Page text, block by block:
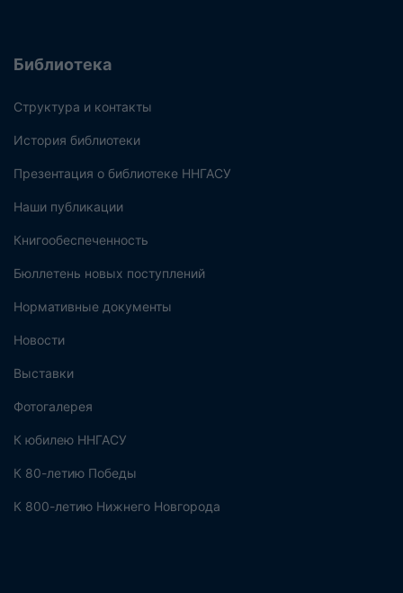
Библиотека
Структура и контакты
История библиотеки
Презентация о библиотеке ННГАСУ
Наши публикации
Книгообеспеченность
Бюллетень новых поступлений
Нормативные документы
Новости
Выставки
Фотогалерея
К юбилею ННГАСУ
К 80-летию Победы
К 800-летию Нижнего Новгорода